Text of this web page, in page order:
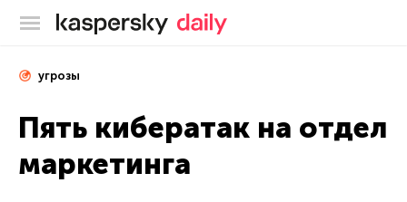
Блог Касперского
угрозы
Пять кибератак на отдел
маркетинга